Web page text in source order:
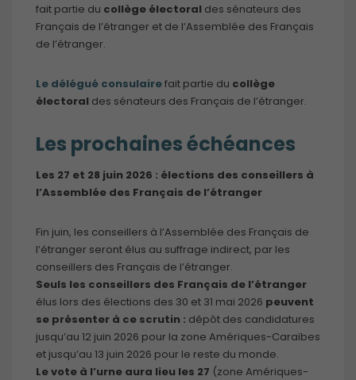
fait partie du collège électoral des sénateurs des
Français de l’étranger et de l’Assemblée des Français
de l’étranger.
Le délégué consulairefait partie du collège
électoral des sénateurs des Français de l’étranger.
Les prochaines échéances
Les 27 et 28 juin 2026 : élections des conseillers à
l’Assemblée des Français de l’étranger
Fin juin, les conseillers à l’Assemblée des Français de
l’étranger seront élus au suffrage indirect, par les
conseillers des Français de l’étranger.
Seuls les conseillers des Français de l’étranger
élus lors des élections des 30 et 31 mai 2026 peuvent
se présenter à ce scrutin : dépôt des candidatures
jusqu’au 12 juin 2026 pour la zone Amériques-Caraïbes
et jusqu’au 13 juin 2026 pour le reste du monde.
Le vote à l’urne aura lieu les 27 (zone Amériques-